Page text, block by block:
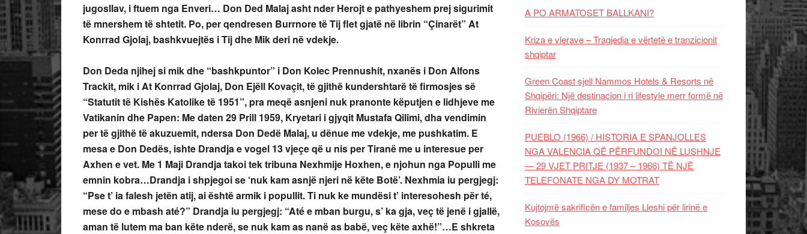
jugosllav, i ftuem nga Enveri… Don Ded Malaj asht nder Herojt e pathyeshem prej sigurimit
të mnershem të shtetit. Po, per qendresen Burrnore të Tij flet gjatë në librin “Çinarët” At
Konrrad Gjolaj, bashkvuejtës i Tij dhe Mik deri në vdekje.
Don Deda njihej si mik dhe “bashkpuntor” i Don Kolec Prennushit, nxanës i Don Alfons
Trackit, mik i At Konrrad Gjolaj, Don Ejëll Kovaçit, të gjithë kundershtarë të firmosjes së
“Statutit të Kishës Katolike të 1951”, pra meqë asnjeni nuk pranonte këputjen e lidhjeve me
Vatikanin dhe Papen: Me daten 29 Prill 1959, Kryetari i gjyqit Mustafa Qilimi, dha vendimin
per të gjithë të akuzuemit, ndersa Don Dedë Malaj, u dënue me vdekje, me pushkatim. E
mesa e Don Dedës, ishte Drandja e vogel 13 vjeçe që u nis per Tiranë me u interesue per
Axhen e vet. Me 1 Maji Drandja takoi tek tribuna Nexhmije Hoxhen, e njohun nga Populli me
emnin kobra…Drandja i shpjegoi se ‘nuk kam asnjë njeri në këte Botë’. Nexhmia iu pergjegj:
“Pse t’ ia falesh jetën atij, ai është armik i popullit. Ti nuk ke mundësi t’ interesohesh për té,
mese do e mbash até?” Drandja iu pergjegj: “Até e mban burgu, s’ ka gja, veç të jenë i gjallë,
aman të lutem ma ban këte nderë, se nuk kam as nanë as babë, veç këte axhë!”…E shkreta
A PO ARMATOSET BALLKANI?
Kriza e vlerave – Tragjedia e vërtetë e tranzicionit
shqiptar
Green Coast sjell Nammos Hotels & Resorts në
Shqipëri: Një destinacion i ri lifestyle merr formë në
Rivierën Shqiptare
PUEBLO (1966) / HISTORIA E SPANJOLLES
NGA VALENCIA QË PËRFUNDOI NË LUSHNJE
— 29 VJET PRITJE (1937 – 1966) TË NJË
TELEFONATE NGA DY MOTRAT
Kujtojmë sakrificën e familjes Lleshi për lirinë e
Kosovës